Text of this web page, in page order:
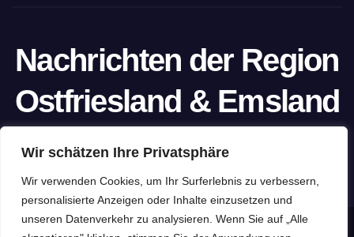
Wir schätzen Ihre Privatsphäre
Wir verwenden Cookies, um Ihr Surferlebnis zu verbessern,
personalisierte Anzeigen oder Inhalte einzusetzen und
unseren Datenverkehr zu analysieren. Wenn Sie auf „Alle
Nachrichten der Region
Ostfriesland & Emsland